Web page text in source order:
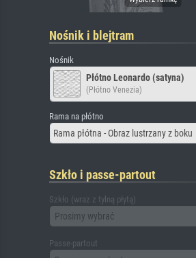
Nośnik i blejtram
Nośnik
Płótno Leonardo (satyna)
(Płótno Venezia)
Rama na płótno
Rama płótna - Obraz lustrzany z boku
Szkło i passe-partout
Szkło (wraz z tylną płytą)
Prosimy wybrać
Passe-partout